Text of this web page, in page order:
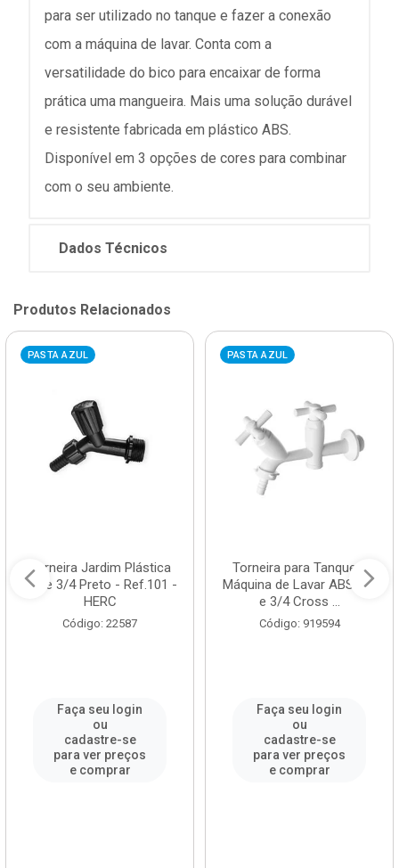
para ser utilizado no tanque e fazer a conexão
com a máquina de lavar. Conta com a
versatilidade do bico para encaixar de forma
prática uma mangueira. Mais uma solução durável
e resistente fabricada em plástico ABS.
Disponível em 3 opções de cores para combinar
com o seu ambiente.
Dados Técnicos
Produtos Relacionados
PASTA AZUL
Torneira Jardim Plástica
1/2 e 3/4 Preto - Ref.101 -
HERC
Código: 22587
Faça seu login
ou
cadastre-se
para ver preços
e comprar
PASTA AZUL
Torneira para Tanque e
Máquina de Lavar ABS 1/2
e 3/4 Cross ...
Código: 919594
Faça seu login
ou
cadastre-se
para ver preços
e comprar